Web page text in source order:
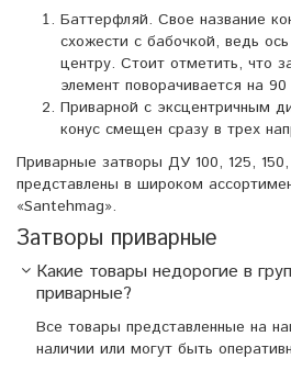
Баттерфляй. Свое название
схожести с бабочкой, ведь
центру. Стоит отметить, что
элемент поворачивается на 90
Приварной с эксцентричным
конус смещен сразу в трех
Приварные затворы ДУ 100, 125,
представлены в широком
«Santehmag».
Затворы приварные
Какие товары недорогие в
приварные?
Все товары представленные на
наличии или могут быть